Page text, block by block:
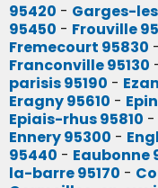
95420 - Garges-
95450 - Frouville
Fremecourt 95830 -
Franconville 95130
parisis 95190 -
Eragny 95610 -
Epiais-rhus 95810 -
Ennery 95300 -
95440 - Eaubonne
la-barre 95170 -